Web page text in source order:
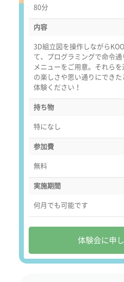
80分
内容
3D組立図を操作しながら
て、プログラミングで命令
メニューをご用意。それら
の楽しさや思い通りにでき
体験ください！
持ち物
特になし
参加費
無料
実施期間
何月でも可能です
体験会に申